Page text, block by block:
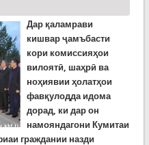
Дар қаламрави
кишварҷамъбасти
кори комиссияҳои
вилоятӣ, шаҳрӣ ва
ноҳиявии ҳолатҳои
фавқулодда идома
дорад, ки дар он
намояндагони Кумитаи
граждании назди